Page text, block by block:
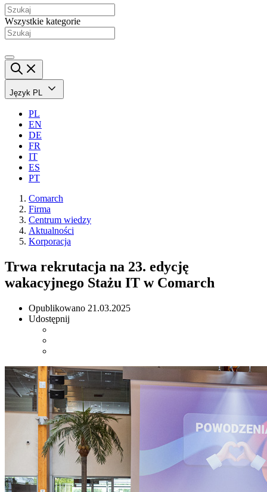
Wszystkie kategorie
Język PL
PL
EN
DE
FR
IT
ES
PT
Comarch
Firma
Centrum wiedzy
Aktualności
Korporacja
Trwa rekrutacja na 23. edycję
wakacyjnego Stażu IT w Comarch
Opublikowano 21.03.2025
Udostępnij